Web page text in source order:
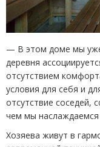
— В этом доме мы
деревня
отсутствием
условия для себя и
отсутствие соседей,
чем мы
Хозяева живут в